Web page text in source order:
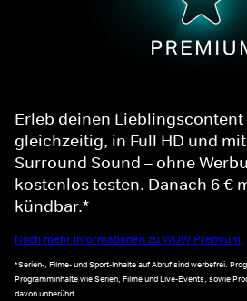
Erleb deinen Lieblingscontent
gleichzeitig, in Full HD und
Surround Sound – ohne
kostenlos testen. Danach 6 €
kündbar.*
Noch mehr Informationen zu WOW Premium
*Serien-, Filme- und Sport-Inhalte auf Abruf sind werbefrei.
Programminhalte wie Serien, Filme und Live-Events, sowie
davon unberührt.